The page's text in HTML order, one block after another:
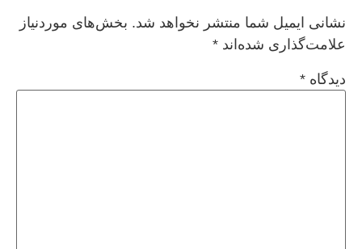
نشانی ایمیل شما منتشر نخواهد شد. بخش‌های موردنیاز
علامت‌گذاری شده‌اند *
دیدگاه *